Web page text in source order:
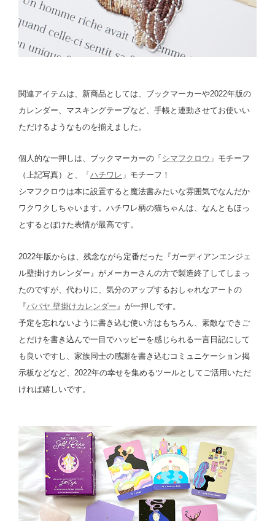
関連アイテムは、新商品としては、ブックマーカーや2022年版の
カレンダー、マスキングテープなど、手帳と連動させてお使いい
ただけるようなものを揃えました。
個人的な一押しは、ブックマーカーの「 シマフクロウ 」モチーフ
（上記写真）と、「 ハチワレ 」モチーフ！
シマフクロウは本に設置すると魔法書みたいな雰囲気でなんだか
ワクワクしちゃいます。ハチワレ柄の猫ちゃんは、なんともほっ
とするとぼけた表情が最高です。
2022年版からは、残念ながら定番だった『ガーディアンエンジェ
ル壁掛けカレンダー』がメーカーさんの方で製造終了してしまっ
たのですが、代わりに、気分のアップするおしゃれなアートの
『パパヤ 壁掛けカレンダー』が一押しです。
予定を忘れないように書き込む使い方はもちろん、素敵なできご
とだけを書き込んで一目でハッピーを感じられる一言日記にして
も良いですし、家族同士の感謝を書き込むコミュニケーション掲
示板などなど、2022年の幸せを集めるツールとしてご活用いただ
ければ嬉しいです。